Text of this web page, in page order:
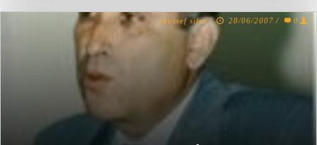
youssef sifer / 28/06/2007 / 0